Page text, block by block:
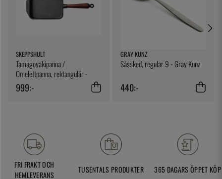
SKEPPSHULT
Tamagoyakipanna /
Omelettpanna, rektangulär -
Skeppshult
999:-
GRAY KUNZ
Såssked, regular 9 - Gray Kunz
440:-
FRI FRAKT OCH
HEMLEVERANS
TUSENTALS PRODUKTER 365 DAGARS ÖPPET KÖP